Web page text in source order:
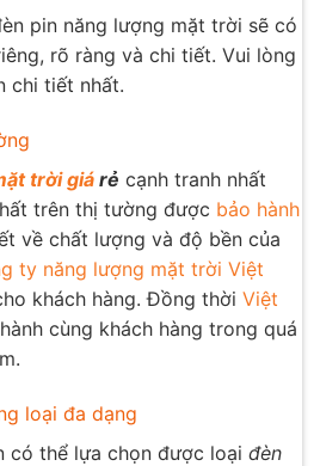
pin năng lượng mặt trời sẽ có
rõ ràng và chi tiết. Vui lòng
chi tiết nhất.
trời giá rẻ cạnh tranh nhất
trên thị tường được bảo hành
về chất lượng và độ bền của
ty năng lượng mặt trời Việt
khách hàng. Đồng thời Việt
cùng khách hàng trong quá
loại đa dạng
có thể lựa chọn được loại đèn